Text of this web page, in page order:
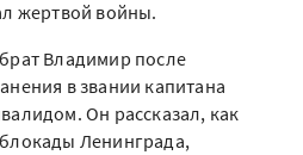
жертвой войны.
Владимир после
в звании капитана
Он рассказал, как
Ленинграда,